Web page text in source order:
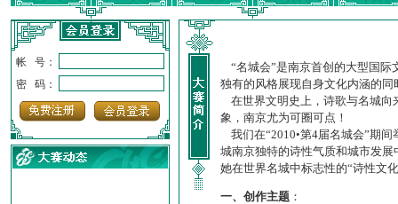
帐 号：
密 码：
“名城会”是南京首创的大型国际
独有的风格展现自身文化内涵的
在世界文明史上，诗歌与名城向
象，南京尤为可圈可点！
我们在“2010•第4届名城会”期
城南京独特的诗性气质和城市发
她在世界名城中标志性的“诗性文
一、创作主题 ：